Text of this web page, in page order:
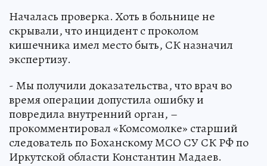
Началась проверка. Хоть в больнице не
скрывали, что инцидент с проколом
кишечника имел место быть, СК назначил
экспертизу.
- Мы получили доказательства, что врач во
время операции допустила ошибку и
повредила внутренний орган, –
прокомментировал «Комсомолке» старший
следователь по Боханскому МСО СУ СК РФ по
Иркутской области Константин Мадаев.